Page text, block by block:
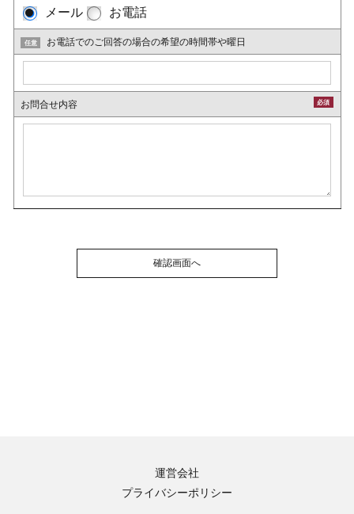
メール お電話
任意 お電話でのご回答の場合の希望の時間帯や曜日
必須
お問合せ内容
運営会社
プライバシーポリシー